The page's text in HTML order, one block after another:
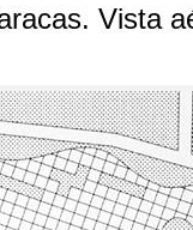
. Vista